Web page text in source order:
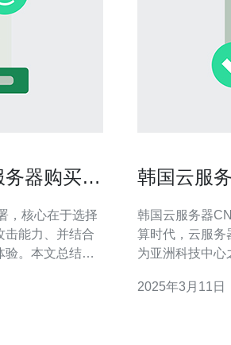
器购买推
，核心在于选择
击能力、并结合
。本文总结了
的运维与域名
韩国云服
韩国云服务器CN2：稳定
算时代，云服务
为亚洲科技中心
速连接而备受青睐。 韩国云服务器CN2是指基
2025年3月11日